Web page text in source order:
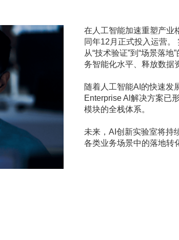
在人工智能加速重塑产业
同年12月正式投入运营
从“技术验证”到“场景落
务智能化水平、释放数据
随着人工智能AI的快速发
Enterprise Al解决方案已
模块的全栈体系。
未来，AI创新实验室将持
各类业务场景中的落地转